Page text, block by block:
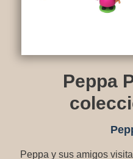
Peppa
Peppa y sus amigos